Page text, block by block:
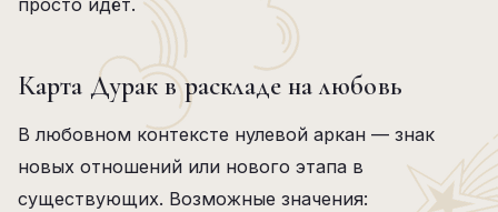
Карта Дурак в раскладе на любовь
В любовном контексте нулевой аркан — знак
новых отношений или нового этапа в
существующих. Возможные значения: